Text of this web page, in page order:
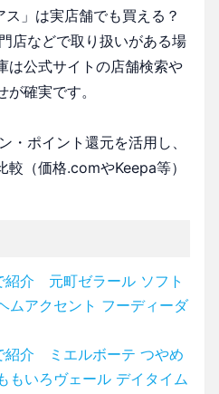
」は実店舗でも買える？
店などで取り扱いがある場
は公式サイトの店舗検索や
確実です。
・ポイント還元を活用し、
較（価格.comやKeepa等）
紹介 元町ゼラール ソフト
ムアクセント フーディーダ
紹介 ミエルボーテ つやめ
もいろヴェール デイタイム